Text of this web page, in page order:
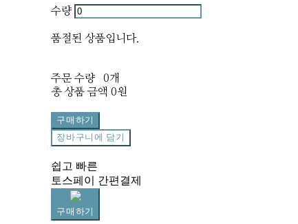
수량
품절된 상품입니다.
주문 수량
0개
총 상품 금액 0원
구매하기
장바구니에 담기
쉽고 빠른
토스페이 간편결제
구매하기